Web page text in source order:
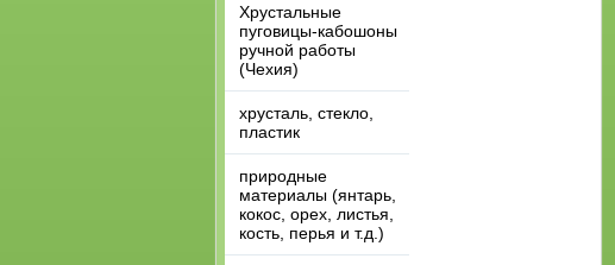
Хрустальные
пуговицы-кабошоны
ручной работы
(Чехия)
хрусталь, стекло,
пластик
природные
материалы (янтарь,
кокос, орех, листья,
кость, перья и т.д.)